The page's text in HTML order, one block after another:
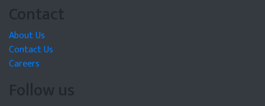
Contact
About Us
Contact Us
Careers
Follow us